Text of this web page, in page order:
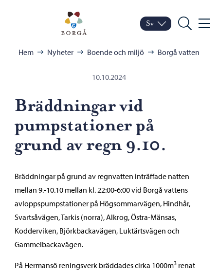
Porvoo – Gå till
Byt språk
Nuvarande språk:
Sv
Sök Meny
Bläddra:
Hem Nyheter Boende och miljö Borgå vatten
10.10.2024
Bräddningar vid
pumpstationer på
grund av regn 9.10.
Bräddningar på grund av regnvatten inträffade natten
mellan 9.-10.10 mellan kl. 22:00-6:00 vid Borgå vattens
avloppspumpstationer på Högsommarvägen, Hindhår,
Svartsåvägen, Tarkis (norra), Alkrog, Östra-Mänsas,
Kodderviken, Björkbackavägen, Luktärtsvägen och
Gammelbackavägen.
På Hermansö reningsverk bräddades cirka 1000m3 renat